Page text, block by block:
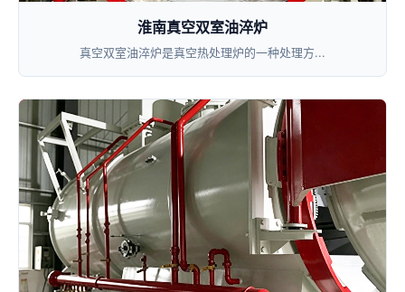
淮南真空双室油淬炉
真空双室油淬炉是真空热处理炉的一种处理方...